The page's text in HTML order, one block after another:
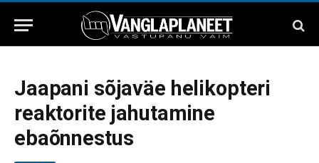
Jaapani sõjaväe helikopteri
reaktorite jahutamine
ebaõnnestus